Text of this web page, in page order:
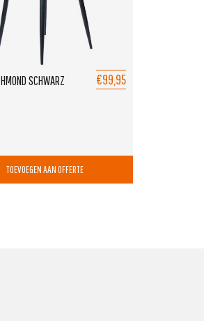
SCHWARZ €99,95
TOEVOEGEN AAN OFFERTE